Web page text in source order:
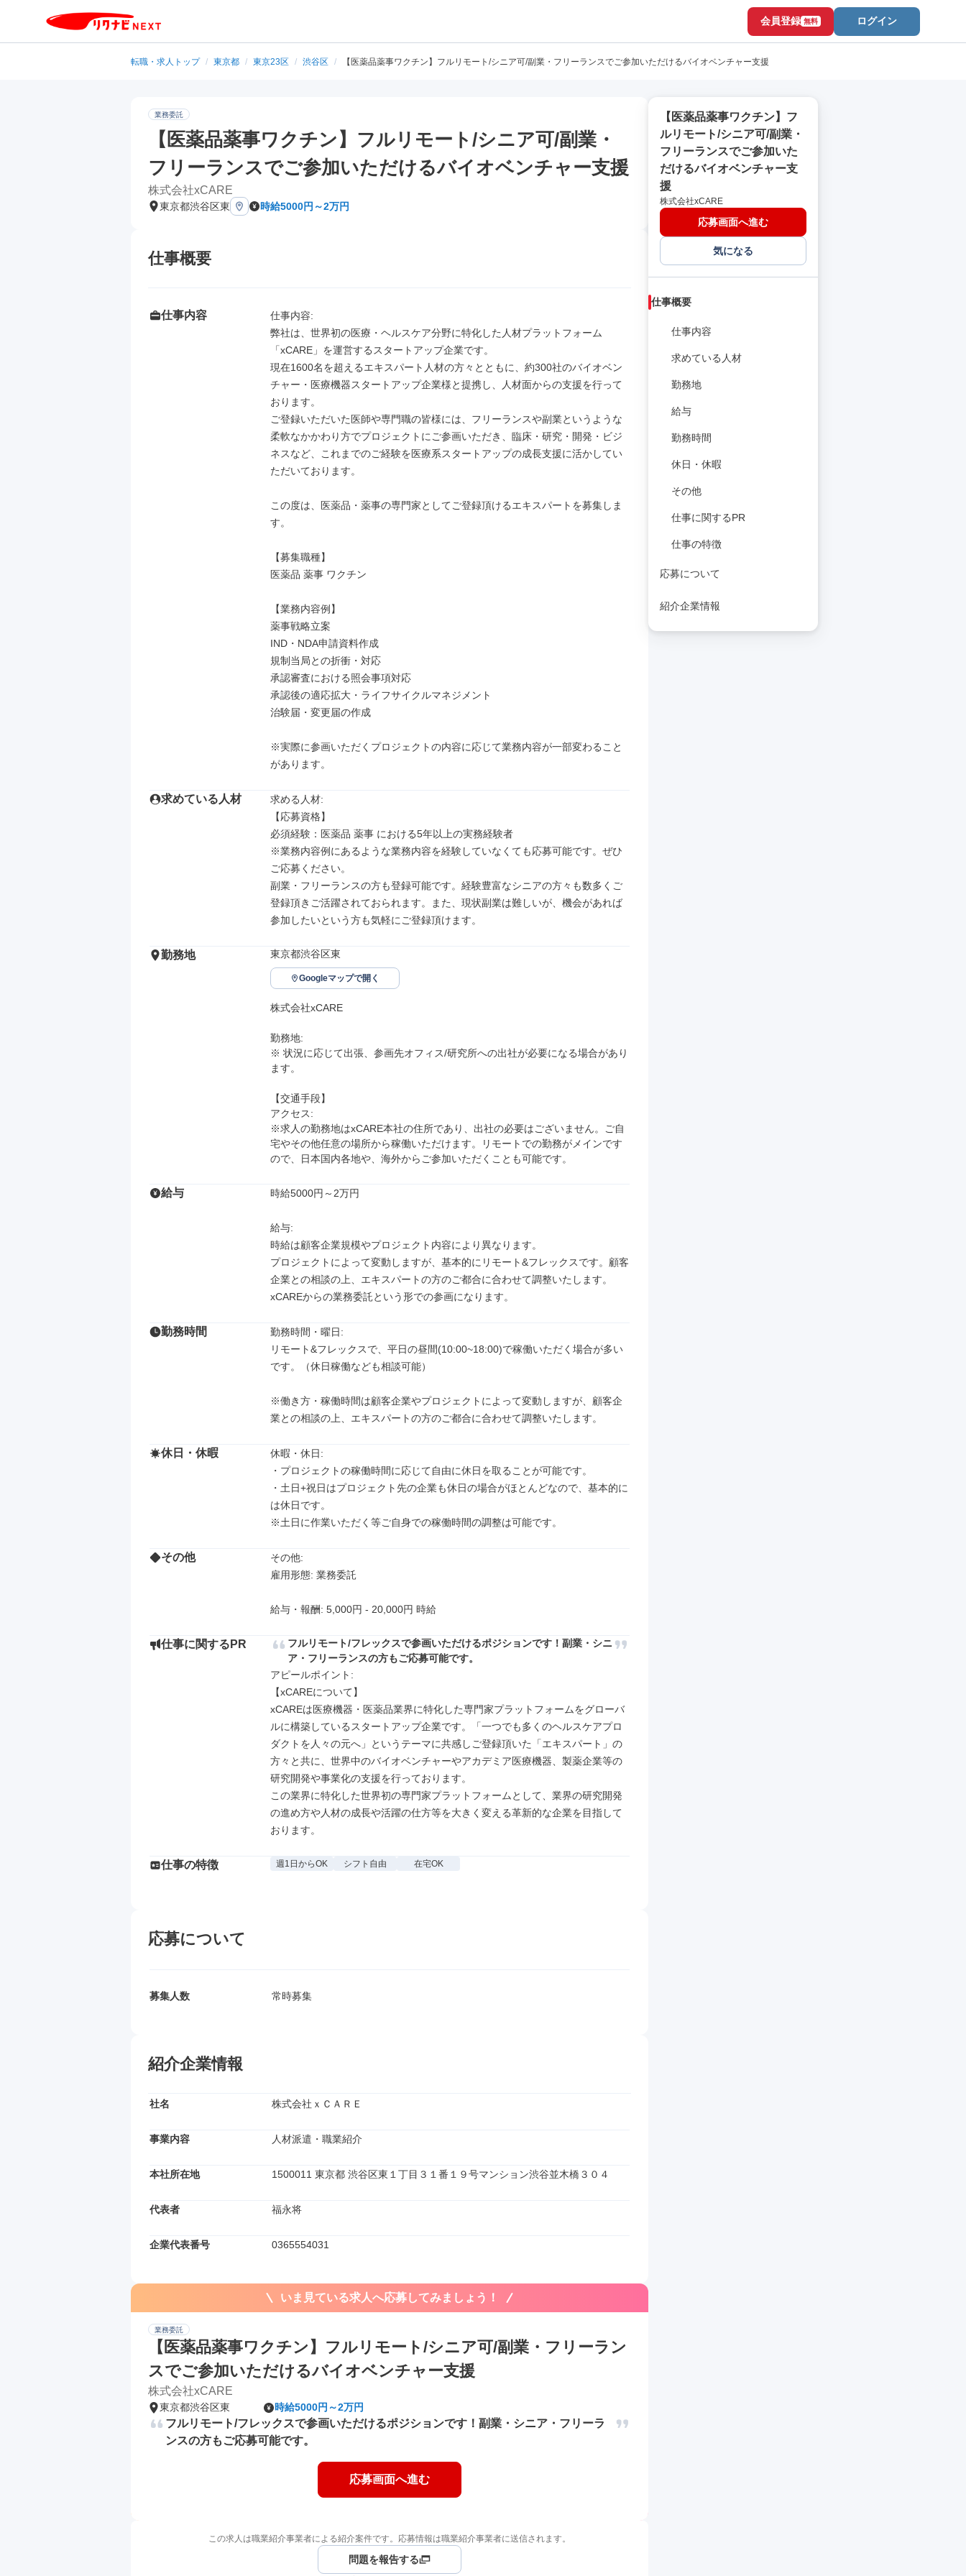
会員登録 無料 ログイン
転職・求人トップ / 東京都 / 東京23区 / 渋谷区 / 【医薬品薬事ワクチン】フルリモート/シニア可/副業・フリーランスでご参加いただけるバイオベンチャー支援
業務委託
【医薬品薬事ワクチン】フルリモート/シニア可/副業・
フリーランスでご参加いただけるバイオベンチャー支援
株式会社xCARE
東京都渋谷区東 時給5000円～2万円
仕事概要
仕事内容
仕事内容:
弊社は、世界初の医療・ヘルスケア分野に特化した人材プラットフォーム
「xCARE」を運営するスタートアップ企業です。
現在1600名を超えるエキスパート人材の方々とともに、約300社のバイオベン
チャー・医療機器スタートアップ企業様と提携し、人材面からの支援を行って
おります。
ご登録いただいた医師や専門職の皆様には、フリーランスや副業というような
柔軟なかかわり方でプロジェクトにご参画いただき、臨床・研究・開発・ビジ
ネスなど、これまでのご経験を医療系スタートアップの成長支援に活かしてい
ただいております。
この度は、医薬品・薬事の専門家としてご登録頂けるエキスパートを募集しま
す。
【募集職種】
医薬品 薬事 ワクチン
【業務内容例】
薬事戦略立案
IND・NDA申請資料作成
規制当局との折衝・対応
承認審査における照会事項対応
承認後の適応拡大・ライフサイクルマネジメント
治験届・変更届の作成
※実際に参画いただくプロジェクトの内容に応じて業務内容が一部変わること
があります。
求めている人材
求める人材:
【応募資格】
必須経験：医薬品 薬事 における5年以上の実務経験者
※業務内容例にあるような業務内容を経験していなくても応募可能です。ぜひ
ご応募ください。
副業・フリーランスの方も登録可能です。経験豊富なシニアの方々も数多くご
登録頂きご活躍されておられます。また、現状副業は難しいが、機会があれば
参加したいという方も気軽にご登録頂けます。
勤務地 東京都渋谷区東
Googleマップで開く
株式会社xCARE
勤務地:
※ 状況に応じて出張、参画先オフィス/研究所への出社が必要になる場合があり
ます。
【交通手段】
アクセス:
※求人の勤務地はxCARE本社の住所であり、出社の必要はございません。ご自
宅やその他任意の場所から稼働いただけます。リモートでの勤務がメインです
ので、日本国内各地や、海外からご参加いただくことも可能です。
給与 時給5000円～2万円
給与:
時給は顧客企業規模やプロジェクト内容により異なります。
プロジェクトによって変動しますが、基本的にリモート&フレックスです。顧客
企業との相談の上、エキスパートの方のご都合に合わせて調整いたします。
xCAREからの業務委託という形での参画になります。
勤務時間
勤務時間・曜日:
リモート&フレックスで、平日の昼間(10:00~18:00)で稼働いただく場合が多い
です。（休日稼働なども相談可能）
※働き方・稼働時間は顧客企業やプロジェクトによって変動しますが、顧客企
業との相談の上、エキスパートの方のご都合に合わせて調整いたします。
休日・休暇
休暇・休日:
・プロジェクトの稼働時間に応じて自由に休日を取ることが可能です。
・土日+祝日はプロジェクト先の企業も休日の場合がほとんどなので、基本的に
は休日です。
※土日に作業いただく等ご自身での稼働時間の調整は可能です。
その他
その他:
雇用形態: 業務委託
給与・報酬: 5,000円 - 20,000円 時給
仕事に関するPR
フルリモート/フレックスで参画いただけるポジションです！副業・シニ
ア・フリーランスの方もご応募可能です。
アピールポイント:
【xCAREについて】
xCAREは医療機器・医薬品業界に特化した専門家プラットフォームをグローバ
ルに構築しているスタートアップ企業です。「一つでも多くのヘルスケアプロ
ダクトを人々の元へ」というテーマに共感しご登録頂いた「エキスパート」の
方々と共に、世界中のバイオベンチャーやアカデミア医療機器、製薬企業等の
研究開発や事業化の支援を行っております。
この業界に特化した世界初の専門家プラットフォームとして、業界の研究開発
の進め方や人材の成長や活躍の仕方等を大きく変える革新的な企業を目指して
おります。
仕事の特徴 週1日からOK シフト自由 在宅OK
応募について
募集人数 常時募集
紹介企業情報
社名 株式会社ｘＣＡＲＥ
事業内容 人材派遣・職業紹介
本社所在地 1500011 東京都 渋谷区東１丁目３１番１９号マンション渋谷並木橋３０４
代表者 福永将
企業代表番号 0365554031
いま見ている求人へ応募してみましょう！
業務委託
【医薬品薬事ワクチン】フルリモート/シニア可/副業・フリーラン
スでご参加いただけるバイオベンチャー支援
株式会社xCARE
東京都渋谷区東 時給5000円～2万円
フルリモート/フレックスで参画いただけるポジションです！副業・シニア・フリーラ
ンスの方もご応募可能です。
応募画面へ進む
この求人は職業紹介事業者による紹介案件です。応募情報は職業紹介事業者に送信されます。
問題を報告する
【医薬品薬事ワクチン】フ
ルリモート/シニア可/副業・
フリーランスでご参加いた
だけるバイオベンチャー支
援
株式会社xCARE
応募画面へ進む
気になる
仕事概要
仕事内容
求めている人材
勤務地
給与
勤務時間
休日・休暇
その他
仕事に関するPR
仕事の特徴
応募について
紹介企業情報